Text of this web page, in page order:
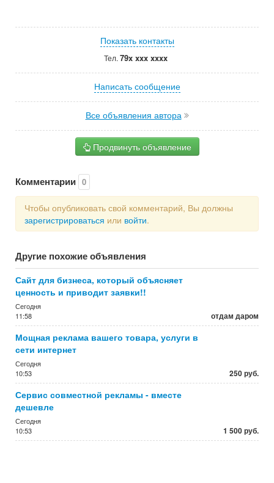
Показать контакты
Тел. 79x xxx xxxx
Написать сообщение
Все объявления автора
Продвинуть объявление
Комментарии 0
Чтобы опубликовать свой комментарий, Вы должны
зарегистрироваться или войти.
Другие похожие объявления
Сайт для бизнеса, который объясняет
ценность и приводит заявки!!
Сегодня
11:58
отдам даром
Мощная реклама вашего товара, услуги в
сети интернет
Сегодня
10:53
250 руб.
Сервис совместной рекламы - вместе
дешевле
Сегодня
10:53
1 500 руб.